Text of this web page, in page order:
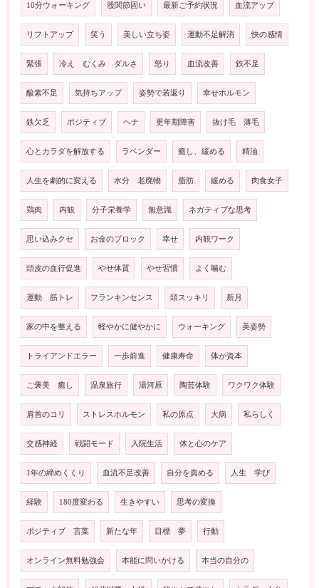
10分ウォーキング 股関節固い 最新ご予約状況 血流アップ
リフトアップ 笑う 美しい立ち姿 運動不足解消 快の感情
緊張 冷え むくみ ダルさ 怒り 血流改善 鉄不足
酸素不足 気持ちアップ 姿勢で若返り 幸せホルモン
鉄欠乏 ポジティブ ヘナ 更年期障害 抜け毛 薄毛
心とカラダを解放する ラベンダー 癒し、緩める 精油
人生を劇的に変える 水分 老廃物 脂肪 緩める 肉食女子
鶏肉 内観 分子栄養学 無意識 ネガティブな思考
思い込みクセ お金のブロック 幸せ 内観ワーク
頭皮の血行促進 やせ体質 やせ習慣 よく噛む
運動 筋トレ フランキンセンス 頭スッキリ 新月
家の中を整える 軽やかに健やかに ウォーキング 美姿勢
トライアンドエラー 一歩前進 健康寿命 体が資本
ご褒美 癒し 温泉旅行 湯河原 陶芸体験 ワクワク体験
肩首のコリ ストレスホルモン 私の原点 大病 私らしく
交感神経 戦闘モード 入院生活 体と心のケア
1年の締めくくり 血流不足改善 自分を責める 人生 学び
経験 180度変わる 生きやすい 思考の変換
ポジティブ 言葉 新たな年 目標 夢 行動
オンライン無料勉強会 本能に問いかける 本当の自分の